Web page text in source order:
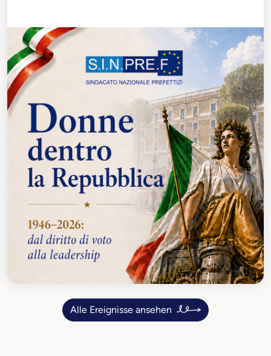
Alle Ereignisse ansehen